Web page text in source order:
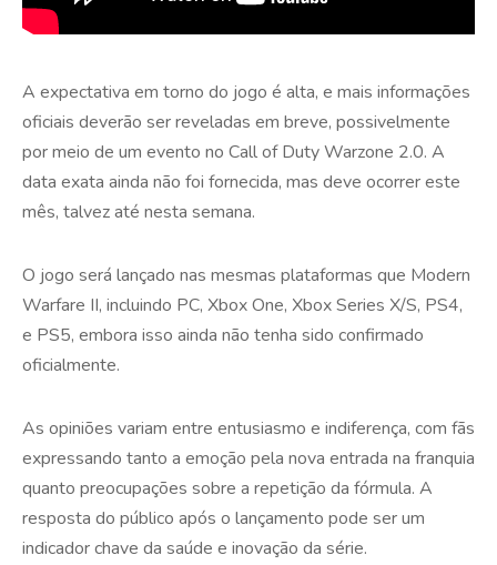
A expectativa em torno do jogo é alta, e mais informações
oficiais deverão ser reveladas em breve, possivelmente
por meio de um evento no Call of Duty Warzone 2.0. A
data exata ainda não foi fornecida, mas deve ocorrer este
mês, talvez até nesta semana.
O jogo será lançado nas mesmas plataformas que Modern
Warfare II, incluindo PC, Xbox One, Xbox Series X/S, PS4,
e PS5, embora isso ainda não tenha sido confirmado
oficialmente.
As opiniões variam entre entusiasmo e indiferença, com fãs
expressando tanto a emoção pela nova entrada na franquia
quanto preocupações sobre a repetição da fórmula. A
resposta do público após o lançamento pode ser um
indicador chave da saúde e inovação da série.